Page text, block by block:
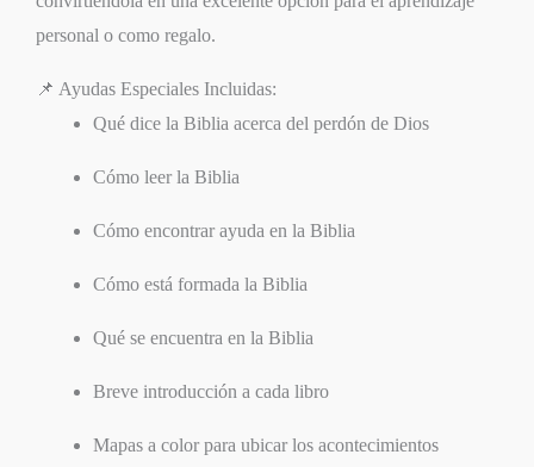
personal o como regalo.
📌 Ayudas Especiales Incluidas:
Qué dice la Biblia acerca del perdón de Dios
Cómo leer la Biblia
Cómo encontrar ayuda en la Biblia
Cómo está formada la Biblia
Qué se encuentra en la Biblia
Breve introducción a cada libro
Mapas a color para ubicar los acontecimientos